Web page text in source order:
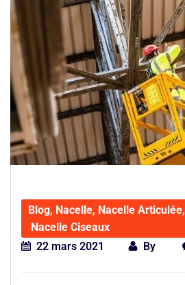
Blog, Nacelle, Nacelle Articulée,
Nacelle Ciseaux
22 mars 2021
By